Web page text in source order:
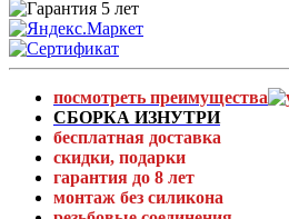
посмотреть преимущества
СБОРКА ИЗНУТРИ
бесплатная доставка
скидки, подарки
гарантия до 8 лет
монтаж без силикона